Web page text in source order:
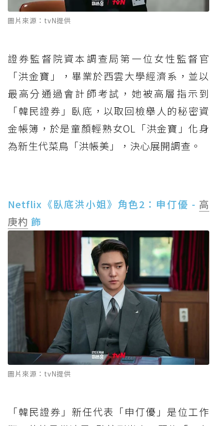
圖片來源：tvN提供
證券監督院資本調查局第一位女性監督官
「洪金寶」，畢業於西雲大學經濟系，並以
最高分通過會計師考試，她被高層指示到
「韓民證券」臥底，以取回檢舉人的秘密資
金帳簿，於是童顏輕熟女OL「洪金寶」化身
為新生代菜鳥「洪帳美」，決心展開調查。
Netflix《臥底洪小姐》角色2：申仃優 - 高
庚杓 飾
圖片來源：tvN提供
「韓民證券」新任代表「申仃優」是位工作